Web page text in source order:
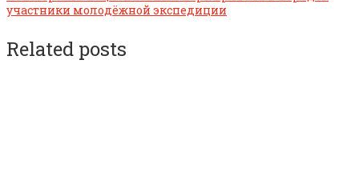
участники молодёжной экспедиции
Related posts